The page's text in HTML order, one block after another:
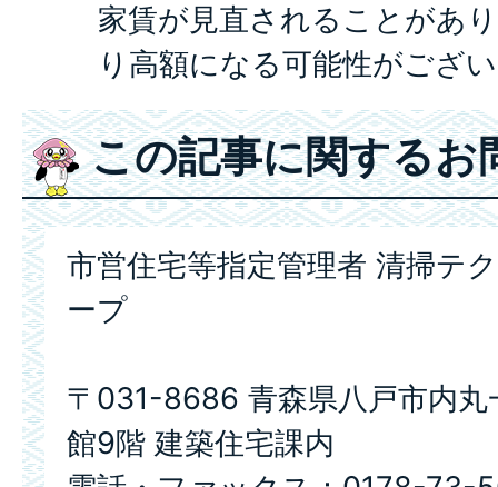
家賃が見直されることがあ
り高額になる可能性がござ
この記事に関するお
市営住宅等指定管理者 清掃テ
ープ
〒031-8686 青森県八戸市内丸
館9階 建築住宅課内